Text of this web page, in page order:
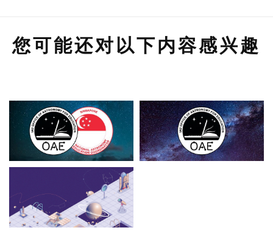
您可能还对以下内容感兴趣